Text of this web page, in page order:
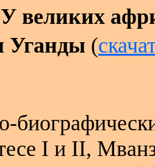
великих
Уганды (
I и II,